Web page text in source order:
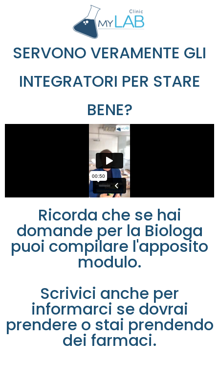
SERVONO VERAMENTE GLI
INTEGRATORI PER STARE
BENE?
Ricorda che se hai
domande per la Biologa
puoi compilare l'apposito
modulo.
Scrivici anche per
informarci se dovrai
prendere o stai prendendo
dei farmaci.